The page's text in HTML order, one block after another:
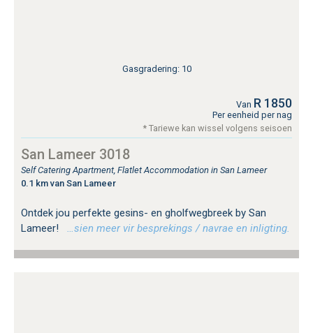
Gasgradering: 10
Van R 1850
Per eenheid per nag
* Tariewe kan wissel volgens seisoen
San Lameer 3018
Self Catering Apartment, Flatlet Accommodation in San Lameer
0.1 km van San Lameer
Ontdek jou perfekte gesins- en gholfwegbreek by San
Lameer!
…sien meer vir besprekings / navrae en inligting.